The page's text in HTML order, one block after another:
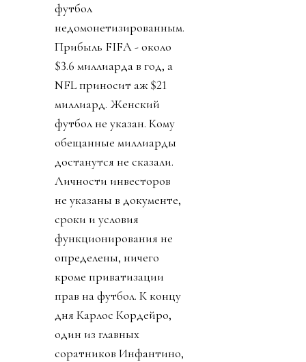
футбол
недомонетизированным.
Прибыль FIFA - около
$3.6 миллиарда в год, а
NFL приносит аж $21
миллиард. Женский
футбол не указан. Кому
обещанные миллиарды
достанутся не сказали.
Личности инвесторов
не указаны в документе,
сроки и условия
функционирования не
определены, ничего
кроме приватизации
прав на футбол. К концу
дня Карлос Кордейро,
один из главных
соратников Инфантино,